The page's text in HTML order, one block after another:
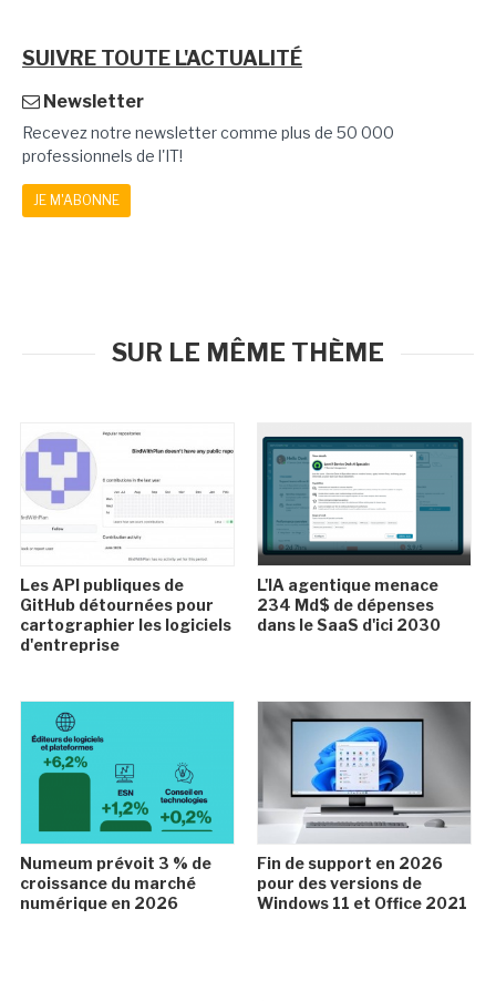
SUIVRE TOUTE L'ACTUALITÉ
Newsletter
Recevez notre newsletter comme plus de 50 000
professionnels de l'IT!
JE M'ABONNE
SUR LE MÊME THÈME
Les API publiques de
GitHub détournées pour
cartographier les logiciels
d'entreprise
L'IA agentique menace
234 Md$ de dépenses
dans le SaaS d'ici 2030
Numeum prévoit 3 % de
croissance du marché
numérique en 2026
Fin de support en 2026
pour des versions de
Windows 11 et Office 2021